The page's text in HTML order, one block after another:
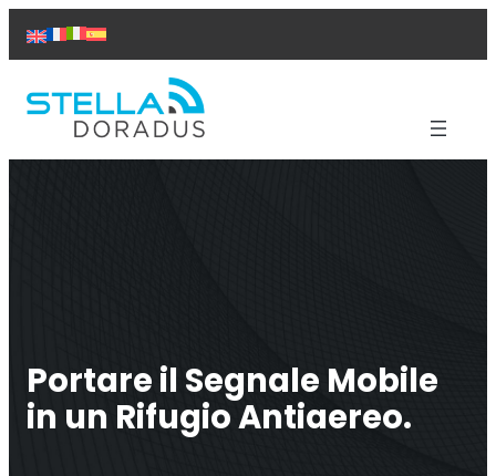
Portare il Segnale Mobile
in un Rifugio Antiaereo.